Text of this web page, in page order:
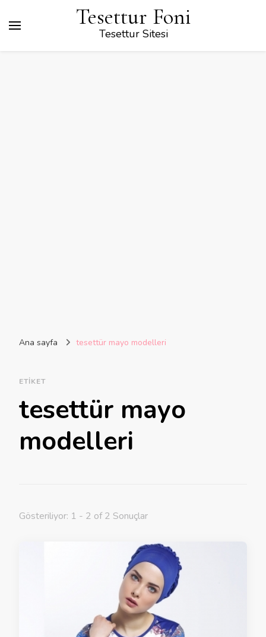
Tesettur Foni
Tesettur Sitesi
Ana sayfa tesettür mayo modelleri
ETIKET
tesettür mayo
modelleri
Gösteriliyor: 1 - 2 of 2 Sonuçlar